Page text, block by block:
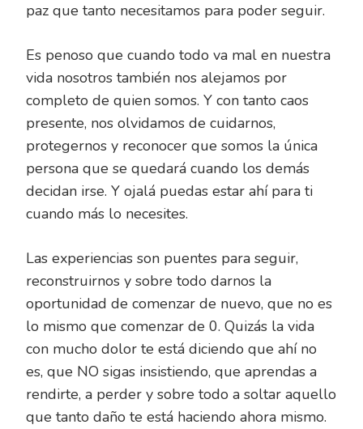
paz que tanto necesitamos para poder seguir.
Es penoso que cuando todo va mal en nuestra
vida nosotros también nos alejamos por
completo de quien somos. Y con tanto caos
presente, nos olvidamos de cuidarnos,
protegernos y reconocer que somos la única
persona que se quedará cuando los demás
decidan irse. Y ojalá puedas estar ahí para ti
cuando más lo necesites.
Las experiencias son puentes para seguir,
reconstruirnos y sobre todo darnos la
oportunidad de comenzar de nuevo, que no es
lo mismo que comenzar de 0. Quizás la vida
con mucho dolor te está diciendo que ahí no
es, que NO sigas insistiendo, que aprendas a
rendirte, a perder y sobre todo a soltar aquello
que tanto daño te está haciendo ahora mismo.